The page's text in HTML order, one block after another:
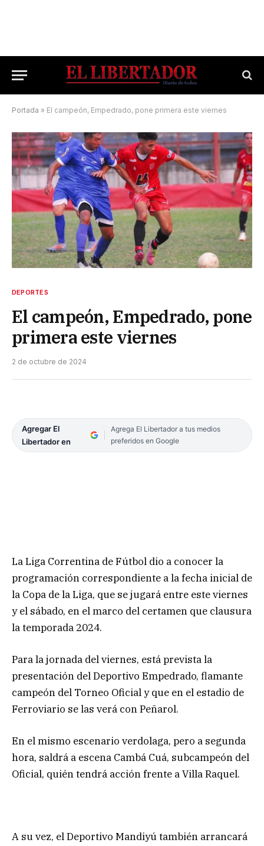
Portada » El campeón, Empedrado, pone primera este viernes
DEPORTES
El campeón, Empedrado, pone
primera este viernes
2 de octubre de 2024
Agregar El
Libertador en
Agrega El Libertador a tus medios
preferidos en Google
La Liga Correntina de Fútbol dio a conocer la
programación correspondiente a la fecha inicial de
la Copa de la Liga, que se jugará entre este viernes
y el sábado, en el marco del certamen que clausura
la temporada 2024.
Para la jornada del viernes, está prevista la
presentación del Deportivo Empedrado, flamante
campeón del Torneo Oficial y que en el estadio de
Ferroviario se las verá con Peñarol.
En el mismo escenario verdolaga, pero a segunda
hora, saldrá a escena Cambá Cuá, subcampeón del
Oficial, quién tendrá acción frente a Villa Raquel.
A su vez, el Deportivo Mandiyú también arrancará